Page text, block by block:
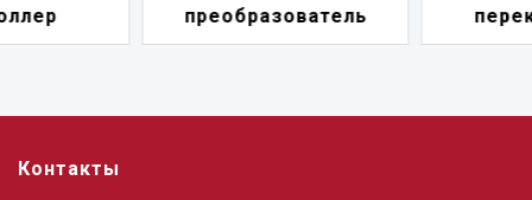
преобразователь
переключатель
Контакты